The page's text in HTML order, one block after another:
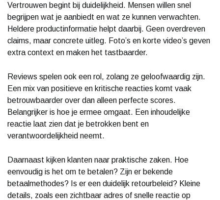
Vertrouwen begint bij duidelijkheid. Mensen willen snel
begrijpen wat je aanbiedt en wat ze kunnen verwachten.
Heldere productinformatie helpt daarbij. Geen overdreven
claims, maar concrete uitleg. Foto’s en korte video’s geven
extra context en maken het tastbaarder.
Reviews spelen ook een rol, zolang ze geloofwaardig zijn.
Een mix van positieve en kritische reacties komt vaak
betrouwbaarder over dan alleen perfecte scores.
Belangrijker is hoe je ermee omgaat. Een inhoudelijke
reactie laat zien dat je betrokken bent en
verantwoordelijkheid neemt.
Daarnaast kijken klanten naar praktische zaken. Hoe
eenvoudig is het om te betalen? Zijn er bekende
betaalmethodes? Is er een duidelijk retourbeleid? Kleine
details, zoals een zichtbaar adres of snelle reactie op